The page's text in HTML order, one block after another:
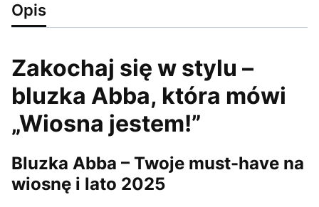
Opis
Zakochaj się w stylu –
bluzka Abba, która mówi
„Wiosna jestem!”
Bluzka Abba – Twoje must-have na
wiosnę i lato 2025